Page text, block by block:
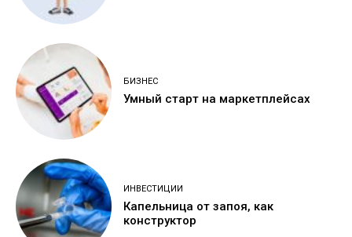
БИЗНЕС
Умный старт на маркетплейсах
ИНВЕСТИЦИИ
Капельница от запоя, как
конструктор